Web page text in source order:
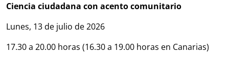
Ciencia ciudadana con acento comunitario
Lunes, 13 de julio de 2026
17.30 a 20.00 horas (16.30 a 19.00 horas en Canarias)